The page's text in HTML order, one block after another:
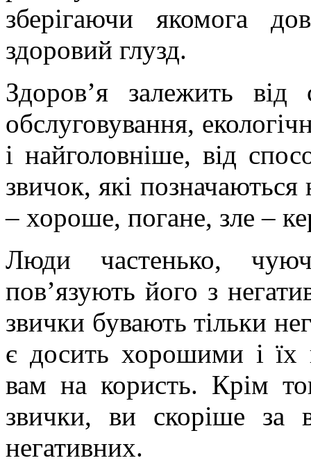
зберігаючи якомога
здоровий глузд.
Здоров’я залежить від
обслуговування,
і найголовніше, від
звичок, які
– хороше, погане, зле –
Люди частенько,
пов’язують його з
звички бувають тільки
є досить хорошими і їх
вам на користь. Крім
звички, ви скоріше за
негативних.